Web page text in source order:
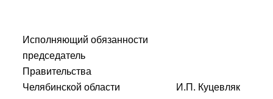
Исполняющий обязанности
председатель
Правительства
Челябинской области И.П. Куцевляк